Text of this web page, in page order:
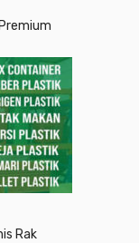
Rak